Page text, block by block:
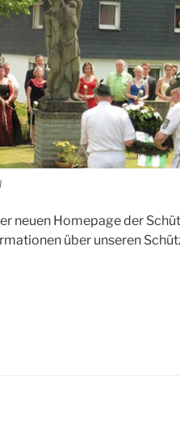
neuen Homepage der
über unseren